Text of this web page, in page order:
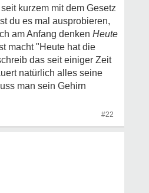
kurzem mit dem Gesetz
du es mal ausprobieren,
am Anfang denken Heute
macht "Heute hat die
das seit einiger Zeit
natürlich alles seine
man sein Gehirn
#22